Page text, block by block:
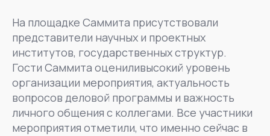
На площадке Саммита присутствовали
представители научных и проектных
институтов, государственных структур.
Гости Саммита оцениливысокий уровень
организации мероприятия, актуальность
вопросов деловой программы и важность
личного общения с коллегами. Все участники
мероприятия отметили, что именно сейчас в